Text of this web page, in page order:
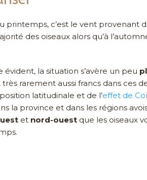
printemps, c’est le vent provenant
des oiseaux alors qu’à
la situation s’avère un peu
très rarement aussi francs dans ces
latitudinale et de l’effet de
la province et dans les régions
et nord-ouest que les oiseaux